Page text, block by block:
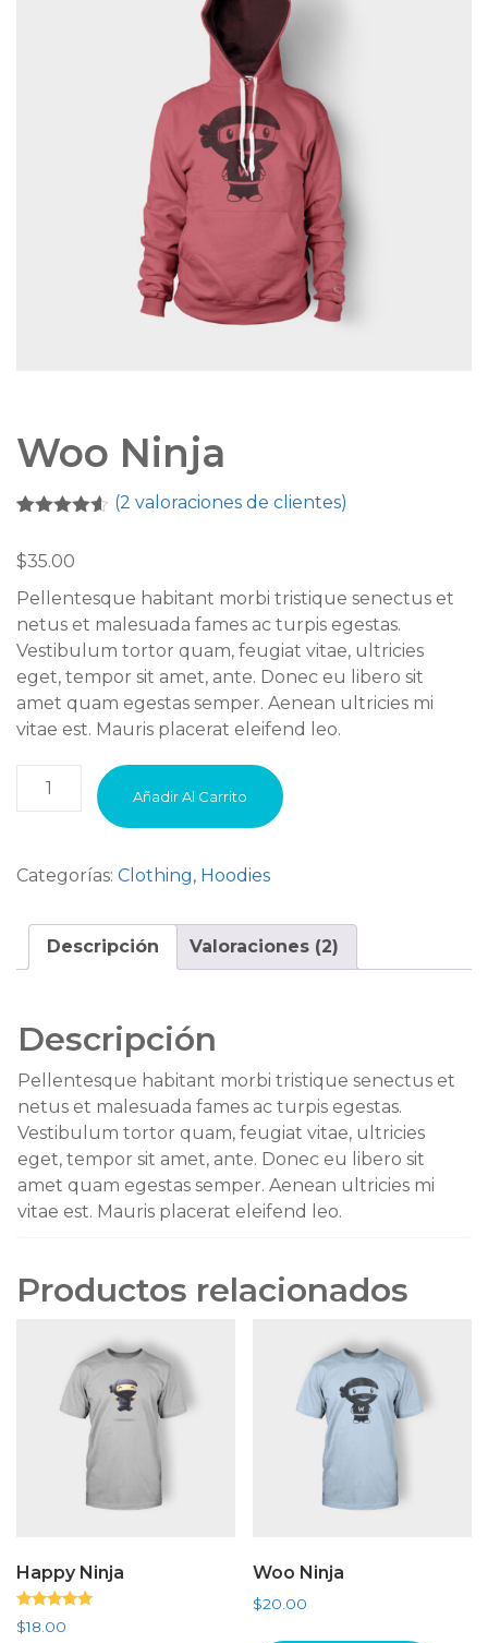
Woo Ninja
de 5 en
valoraciones
clientes
(2 valoraciones de clientes)
$35.00
Pellentesque habitant morbi tristique senectus et
netus et malesuada fames ac turpis egestas.
Vestibulum tortor quam, feugiat vitae, ultricies
eget, tempor sit amet, ante. Donec eu libero sit
amet quam egestas semper. Aenean ultricies mi
vitae est. Mauris placerat eleifend leo.
Woo
Añadir Al Carrito
Categorías: Clothing, Hoodies
Descripción Valoraciones (2)
Descripción
Pellentesque habitant morbi tristique senectus et
netus et malesuada fames ac turpis egestas.
Vestibulum tortor quam, feugiat vitae, ultricies
eget, tempor sit amet, ante. Donec eu libero sit
amet quam egestas semper. Aenean ultricies mi
vitae est. Mauris placerat eleifend leo.
Productos relacionados
Happy Ninja
Valorado
con
$18.00
Woo Ninja
$20.00